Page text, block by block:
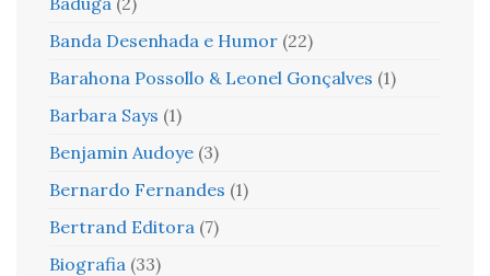
Banda Desenhada e Humor (22)
Barahona Possollo & Leonel Gonçalves (1)
Barbara Says (1)
Benjamin Audoye (3)
Bernardo Fernandes (1)
Bertrand Editora (7)
Biografia (33)